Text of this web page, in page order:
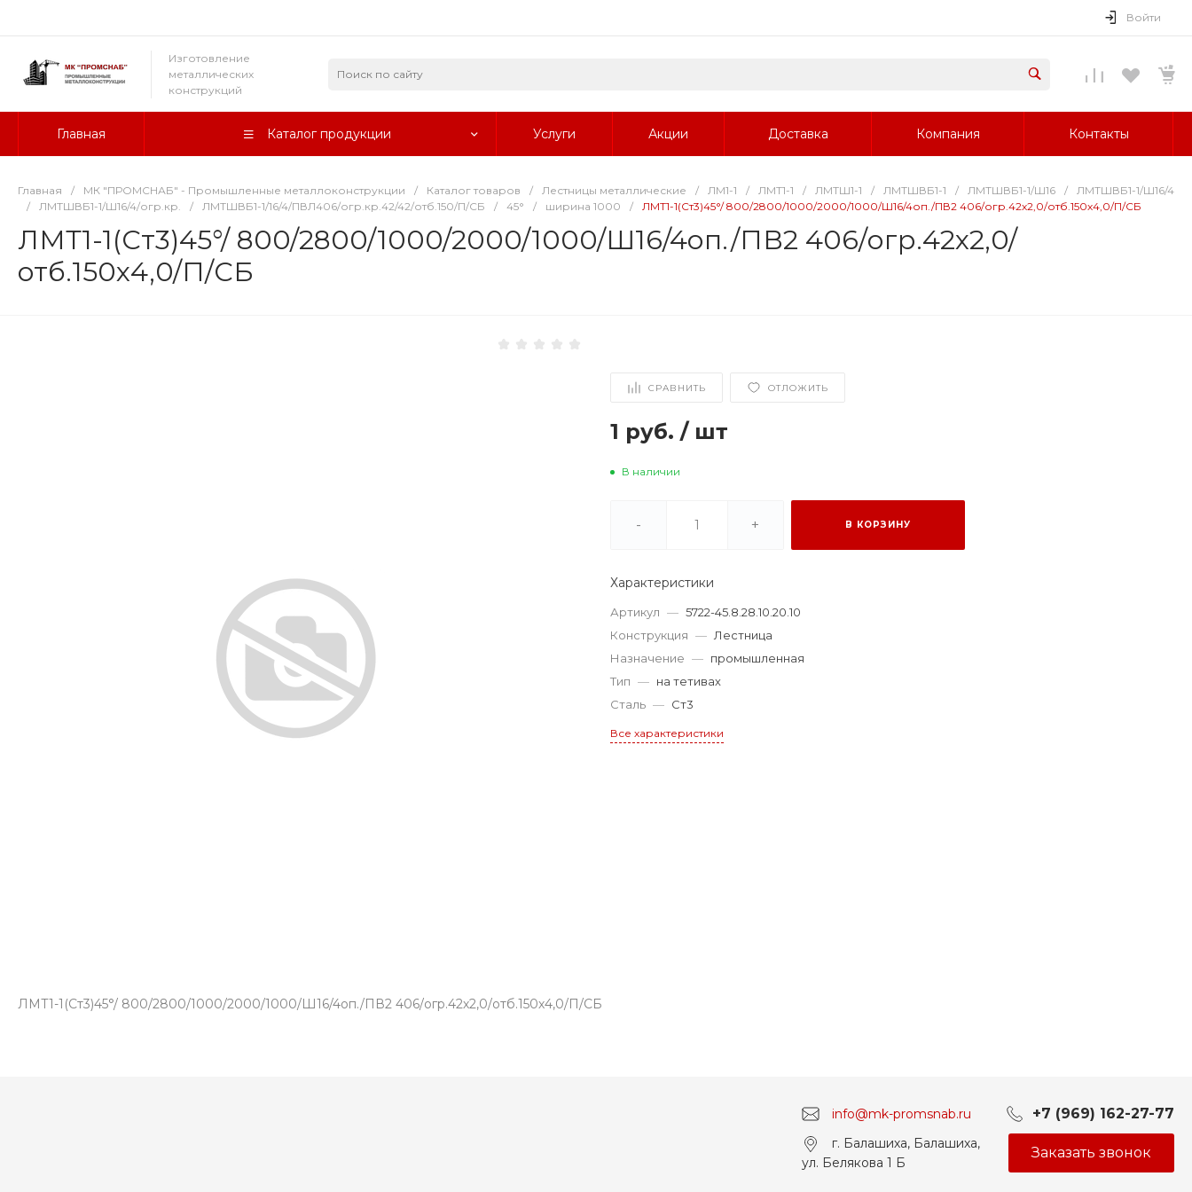
Войти
Изготовление
металлических
конструкций
Главная Каталог продукции Услуги Акции Доставка Компания Контакты
Главная / МК "ПРОМСНАБ" - Промышленные металлоконструкции / Каталог товаров / Лестницы металлические / ЛМ1-1 / ЛМТ1-1 / ЛМТШ1-1 / ЛМТШВБ1-1 / ЛМТШВБ1-1/Ш16 /
ЛМТШВБ1-1/Ш16/4
/
ЛМТШВБ1-1/Ш16/4/огр.кр. / ЛМТШВБ1-1/16/4/ПВЛ406/огр.кр.42/42/отб.150/П/СБ / 45° / ширина 1000 / ЛМТ1-1(Ст3)45°/ 800/2800/1000/2000/1000/Ш16/4оп./ПВ2 406/огр.42х2,0/отб.150х4,0/П/СБ
ЛМТ1-1(Ст3)45°/ 800/2800/1000/2000/1000/Ш16/4оп./ПВ2 406/огр.42х2,0/
отб.150х4,0/П/СБ
СРАВНИТЬ ОТЛОЖИТЬ
1 руб. / шт
В наличии
- + В КОРЗИНУ
Характеристики
Артикул — 5722-45.8.28.10.20.10
Конструкция — Лестница
Назначение — промышленная
Тип — на тетивах
Сталь — Ст3
Все характеристики
ЛМТ1-1(Ст3)45°/ 800/2800/1000/2000/1000/Ш16/4оп./ПВ2 406/огр.42х2,0/отб.150х4,0/П/СБ
info@mk-promsnab.ru +7 (969) 162-27-77
г. Балашиха, Балашиха,
ул. Белякова 1 Б
Заказать звонок